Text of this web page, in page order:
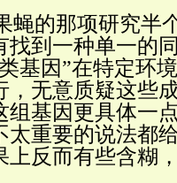
蝇的那项研究半
找到一种单一的
基因”在特定环
，无意质疑这些
组基因更具体一
太重要的说法都
上反而有些含糊